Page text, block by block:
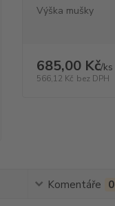
Výška mušky
685,00 Kč/ks
566,12 Kč bez DPH
Komentáře 0